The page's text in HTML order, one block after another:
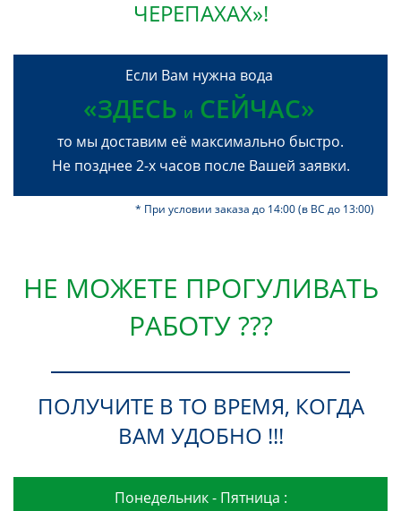
ЧЕРЕПАХАХ»!
Если Вам нужна вода
«ЗДЕСЬ и СЕЙЧАС»
то мы доставим её максимально быстро.
Не позднее 2-х часов после Вашей заявки.
* При условии заказа до 14:00 (в ВС до 13:00)
НЕ МОЖЕТЕ ПРОГУЛИВАТЬ
РАБОТУ ???
ПОЛУЧИТЕ В ТО ВРЕМЯ, КОГДА
ВАМ УДОБНО !!!
Понедельник - Пятница :